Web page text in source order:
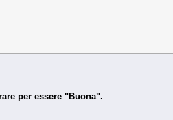
per essere "Buona".